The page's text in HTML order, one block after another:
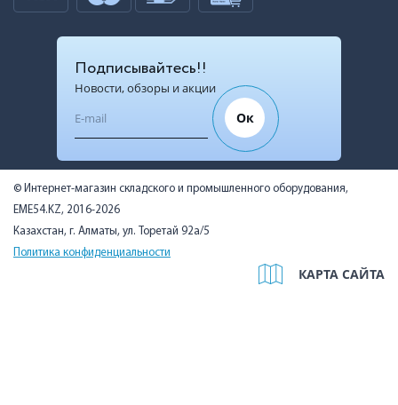
Подписывайтесь!!
Новости, обзоры и акции
Ок
© Интернет-магазин складского и промышленного оборудования,
EME54.KZ, 2016-2026
Казахстан, г. Алматы, ул. Торетай 92а/5
Политика конфиденциальности
КАРТА САЙТА